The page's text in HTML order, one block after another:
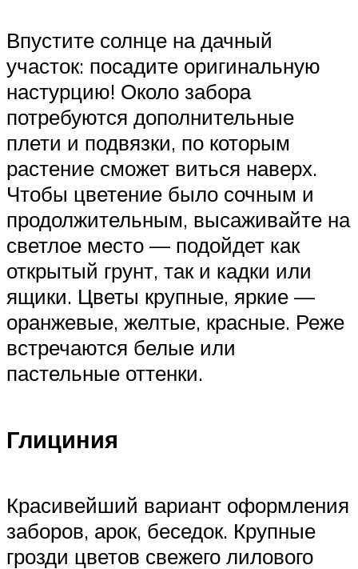
Впустите солнце на дачный
участок: посадите оригинальную
настурцию! Около забора
потребуются дополнительные
плети и подвязки, по которым
растение сможет виться наверх.
Чтобы цветение было сочным и
продолжительным, высаживайте на
светлое место — подойдет как
открытый грунт, так и кадки или
ящики. Цветы крупные, яркие —
оранжевые, желтые, красные. Реже
встречаются белые или
пастельные оттенки.
Глициния
Красивейший вариант оформления
заборов, арок, беседок. Крупные
грозди цветов свежего лилового